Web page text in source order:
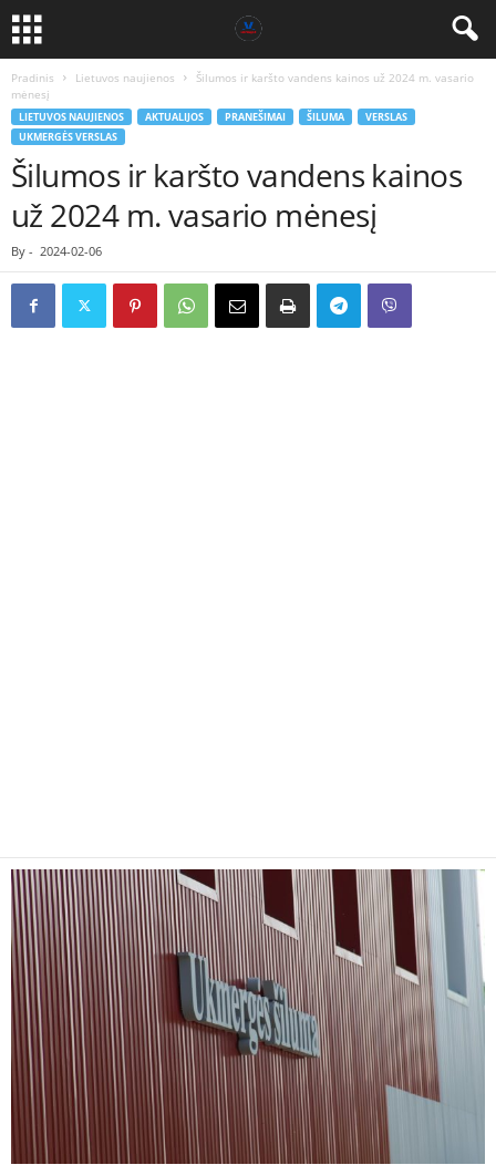
Pradinis Lietuvos naujienos
Šilumos ir karšto vandens kainos už 2024 m. vasario
mėnesį
LIETUVOS NAUJIENOS AKTUALIJOS PRANEŠIMAI ŠILUMA
VERSLAS
UKMERGĖS VERSLAS
Šilumos ir karšto vandens kainos
už 2024 m. vasario mėnesį
By - 2024-02-06